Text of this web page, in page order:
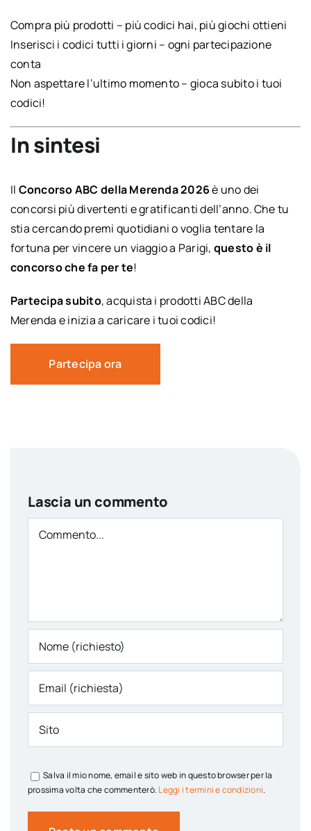
Compra più prodotti – più codici hai, più giochi ottieni
Inserisci i codici tutti i giorni – ogni partecipazione
conta
Non aspettare l’ultimo momento – gioca subito i tuoi
codici!
In sintesi
Il Concorso ABC della Merenda 2026è uno dei
concorsi più divertenti e gratificanti dell’anno. Che tu
stia cercando premi quotidiani o voglia tentare la
fortuna per vincere un viaggio a Parigi, questo è il
concorso che fa per te!
Partecipa subito, acquista i prodotti ABC della
Merenda e inizia a caricare i tuoi codici!
Partecipa ora
Lascia un commento
Comment
Salva il mio nome, email e sito web in questo browser per la
prossima volta che commenterò. Leggi i termini e condizioni.